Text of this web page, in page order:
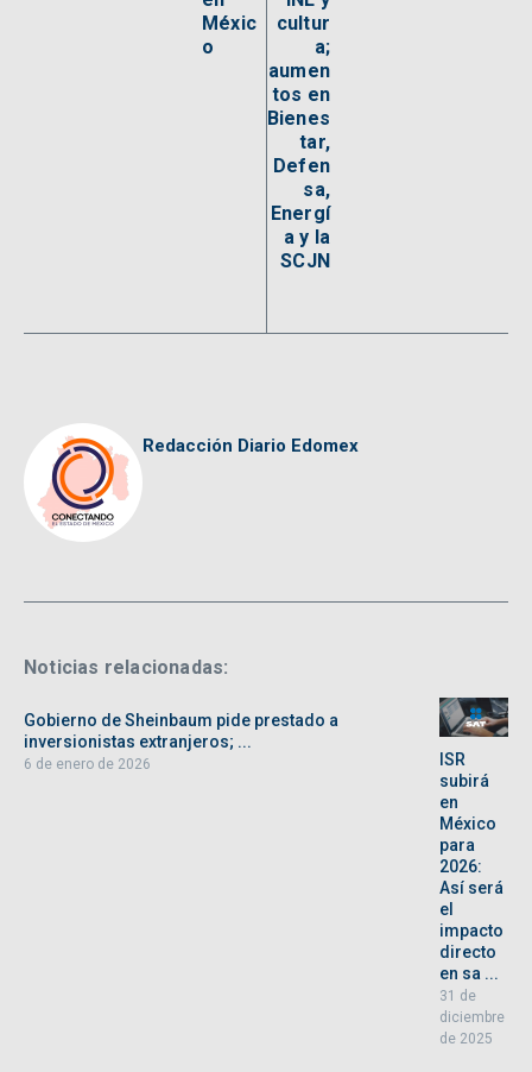
Méxic
o
cultur
a;
aumen
tos en
Bienes
tar,
Defen
sa,
Energí
a y la
SCJN
Redacción Diario Edomex
Noticias relacionadas:
Gobierno de Sheinbaum pide prestado a
inversionistas extranjeros; ...
6 de enero de 2026
ISR
subirá
en
México
para
2026:
Así será
el
impacto
directo
en sa ...
31 de
diciembre
de 2025